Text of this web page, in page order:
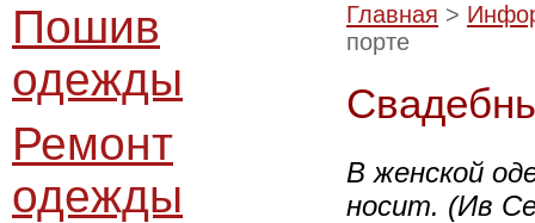
Главная >
порте
В женской
носит. (Ив
Пошив
одежды
Ремонт
одежды